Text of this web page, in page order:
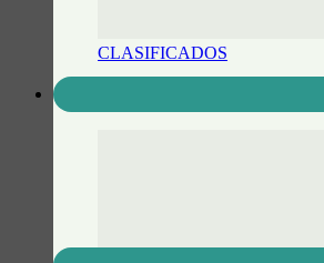
CLASIFICADOS
Búsqueda laboral: Operario de